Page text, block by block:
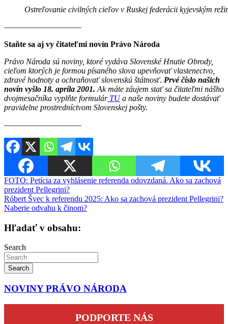
Ostreľovanie civilných cieľov v Ruskej federácii kyjevským
———————–——
Staňte sa aj vy čitateľmi novín Právo Národa
Právo Národa sú noviny, ktoré vydáva Slovenské Hnutie Obrody,
cieľom ktorých je formou písaného slova upevňovať vlastenectvo,
zdravé hodnoty a ochraňovať slovenskú štátnosť. Prvé číslo našich
novín vyšlo 18. apríla 2001. Ak máte záujem stať sa čitateľmi nášho
dvojmesačníka vyplňte formulárTUa naše noviny budete dostávať
pravidelne prostredníctvom Slovenskej pošty.
————————–—
Navigácia
v
článku
FOTO: Petícia za vyhlásenie referenda odovzdaná. Ako sa zachová
prezident Pellegrini?
Róbert Švec k referendu 2025: Ako sa zachová prezident Pellegrini?
Naberie odvahu k činom?
Hľadať v obsahu:
Search
Search
NOVINY PRÁVO NÁRODA
PODPORTE NÁS